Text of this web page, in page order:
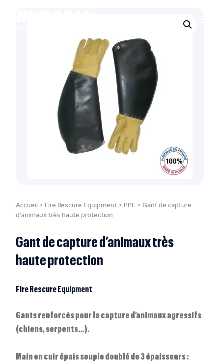
Accueil > Fire Rescure Equipment > PPE > Gant de capture
d’animaux très haute protection
Gant de capture d’animaux très
haute protection
Fire Rescure Equipment
Gants renforcés pour la capture d’animaux agressifs
(chiens, serpents…).
Main en cuir épais souple doublé de 3 épaisseurs :